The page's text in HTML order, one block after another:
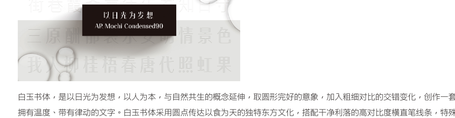
白玉书体，是以日光为发想，以人为本，与自然共生的概念延伸，取圆形完好的意象，加入粗细对比的交错变化，创作一
拥有温度、带有律动的文字。白玉书体采用圆点传达以食为天的独特东方文化，搭配干净利落的高对比度横直笔线条，特